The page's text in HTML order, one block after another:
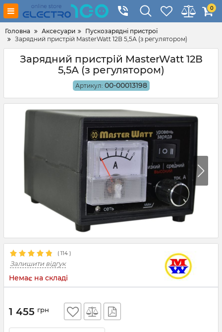
0
Головна Аксесуари
Пускозарядні пристрої
Зарядний пристрій MasterWatt 12В 5,5А (з регулятором)
Зарядний пристрій MasterWatt 12В
5,5А (з регулятором)
Артикул: 00-00013198
( 114 )
Залишити відгук
Немає на складі
1 455 грн